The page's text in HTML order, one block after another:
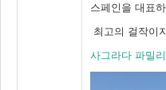
스페인을 대표
최고의 걸작이
사그라다 파밀